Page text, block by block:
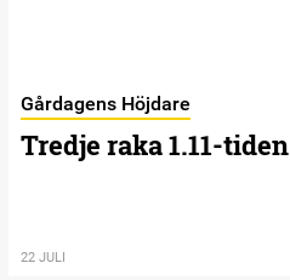
Gårdagens Höjdare
Tredje raka 1.11-tiden
22 JULI